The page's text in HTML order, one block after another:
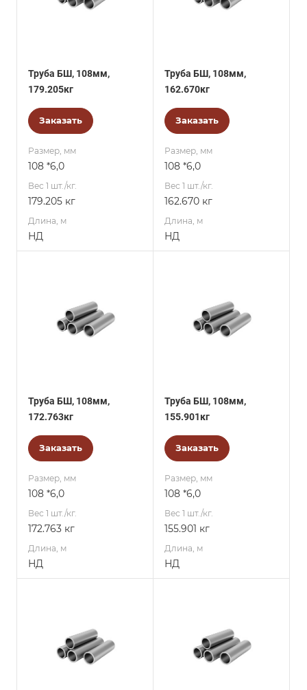
Труба БШ, 108мм,
179.205кг
Заказать
Размер, мм
108 *6,0
Вес 1 шт./кг.
179.205 кг
Длина, м
НД
Труба БШ, 108мм,
162.670кг
Заказать
Размер, мм
108 *6,0
Вес 1 шт./кг.
162.670 кг
Длина, м
НД
Труба БШ, 108мм,
172.763кг
Заказать
Размер, мм
108 *6,0
Вес 1 шт./кг.
172.763 кг
Длина, м
НД
Труба БШ, 108мм,
155.901кг
Заказать
Размер, мм
108 *6,0
Вес 1 шт./кг.
155.901 кг
Длина, м
НД